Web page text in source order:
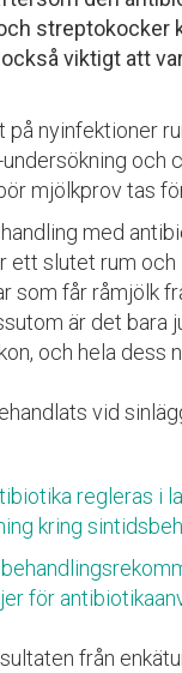
streptokocker
viktigt att
på nyinfektioner
mjölkprov tas
med
ett slutet rum
som får råmjölk
är det
och hela dess
vid
regleras i
kring
för
från